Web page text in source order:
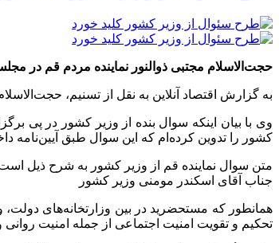
حجت‌الاسلام مجتبی ذوالنور نماینده مردم قم در
به گزارش اقتصاد آنلاین به نقل از تسنیم،
وی با بیان اینکه سوال بنده از وزیر کشور در پی
کشور را تدوین کرده‌ام که این سوال طبق آیین‌نامه
متن سوال نماینده قم از وزیر کشور به شرح ذیل
جناب آقای اسکندر مومنی وزیر کشور
همانطور که مستحضرید در بین وزارتخانه‌های
تحکیم و تقویت امنیت اجتماعی از جمله امنیت